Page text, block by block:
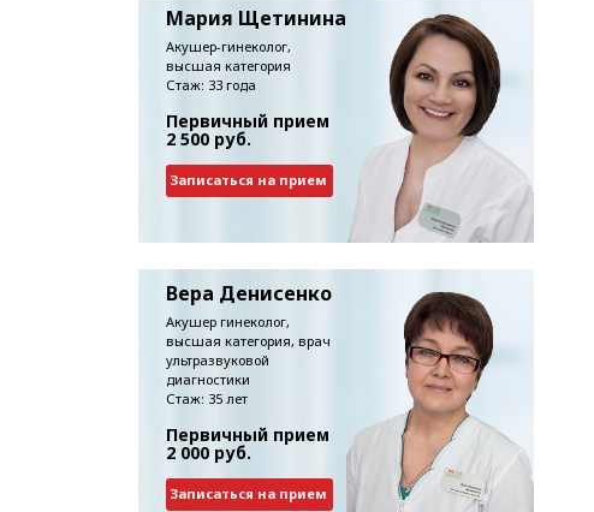
Мария Щетинина
Акушер-гинеколог,
высшая категория
Стаж: 33 года
Первичный прием
2 500 руб.
Записаться на прием
Вера Денисенко
Акушер гинеколог,
высшая категория, врач
ультразвуковой
диагностики
Стаж: 35 лет
Первичный прием
2 000 руб.
Записаться на прием